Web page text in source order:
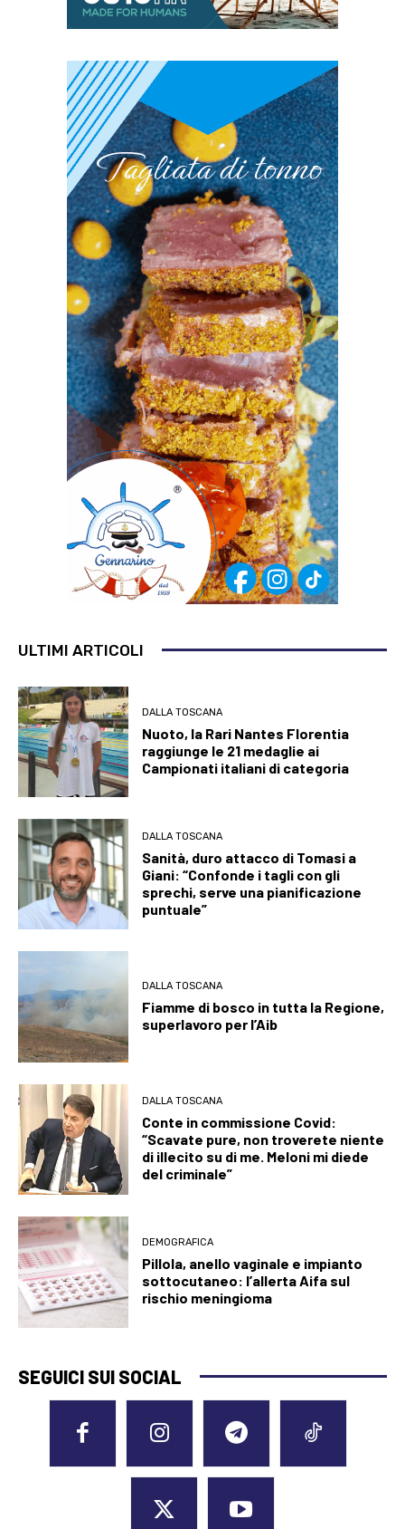
ULTIMI ARTICOLI
DALLA TOSCANA
Nuoto, la Rari Nantes Florentia
raggiunge le 21 medaglie ai
Campionati italiani di categoria
DALLA TOSCANA
Sanità, duro attacco di Tomasi a
Giani: “Confonde i tagli con gli
sprechi, serve una pianificazione
puntuale”
DALLA TOSCANA
Fiamme di bosco in tutta la Regione,
superlavoro per l’Aib
DALLA TOSCANA
Conte in commissione Covid:
“Scavate pure, non troverete niente
di illecito su di me. Meloni mi diede
del criminale”
DEMOGRAFICA
Pillola, anello vaginale e impianto
sottocutaneo: l’allerta Aifa sul
rischio meningioma
SEGUICI SUI SOCIAL